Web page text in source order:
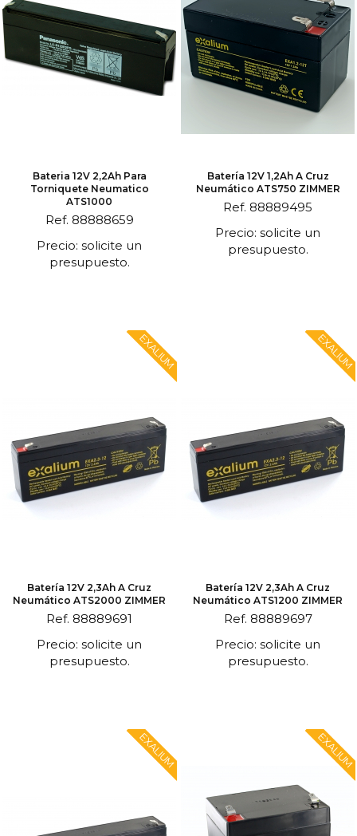
Bateria 12V 2,2Ah Para
Torniquete Neumatico
ATS1000
Ref. 88888659
Precio: solicite un
presupuesto.
Batería 12V 1,2Ah A Cruz
Neumático ATS750 ZIMMER
Ref. 88889495
Precio: solicite un
presupuesto.
EXALIUM
Batería 12V 2,3Ah A Cruz
Neumático ATS2000 ZIMMER
Ref. 88889691
Precio: solicite un
presupuesto.
EXALIUM
Batería 12V 2,3Ah A Cruz
Neumático ATS1200 ZIMMER
Ref. 88889697
Precio: solicite un
presupuesto.
EXALIUM EXALIUM